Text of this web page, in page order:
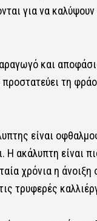
για να
και
τη
είναι
Η ακάλυπτη είναι
χρόνια η
τρυφερές